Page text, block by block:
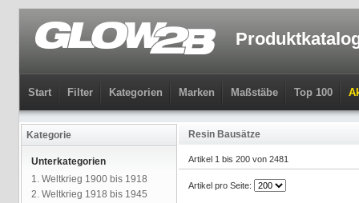
Start Filter Kategorien Marken Maßstäbe Top 100
Kategorie
Unterkategorien
1. Weltkrieg 1900 bis 1918
2. Weltkrieg 1918 bis 1945
Resin Bausätze
Artikel 1 bis 200 von 2481
Artikel pro Seite: